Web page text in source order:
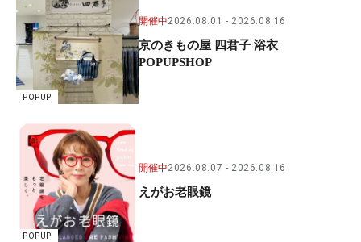
POPUP
開催中2026.08.01 2026.08.16
京のきもの屋 四君子 浴衣
POPUPSHOP
POPUP
開催中2026.08.07 2026.08.16
えがお老眼鏡